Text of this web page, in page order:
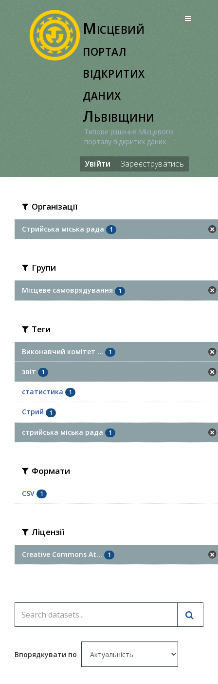
Місцевий
портал
відкритих
даних
Львівщини
Типове рішення Місцевого
порталу відкритих даних
Увійти Зареєструватись
Організації
Стрийська міська рада 1
Групи
Місцеве самоврядування 1
Теги
Виконавчий комітет ... 1
звіт 1
статистика 1
Стрий 1
стрийська міська рада 1
Формати
CSV 1
Ліцензії
Creative Commons At... 1
Впорядкувати по